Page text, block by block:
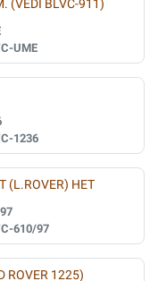
(VEDI BLVC-911)
UME
1236
(L.ROVER) HET
610/97
ROVER 1225)